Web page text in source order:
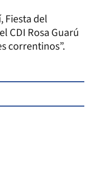
Fiesta del
CDI Rosa Guarú
correntinos”.